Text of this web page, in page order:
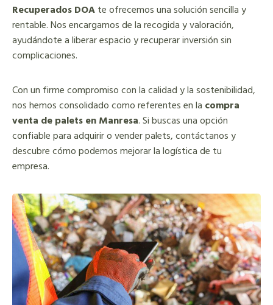
Recuperados DOAte ofrecemos una solución sencilla y
rentable. Nos encargamos de la recogida y valoración,
ayudándote a liberar espacio y recuperar inversión sin
complicaciones.
Con un firme compromiso con la calidad y la sostenibilidad,
nos hemos consolidado como referentes en la compra
venta de palets en Manresa. Si buscas una opción
confiable para adquirir o vender palets, contáctanos y
descubre cómo podemos mejorar la logística de tu
empresa.